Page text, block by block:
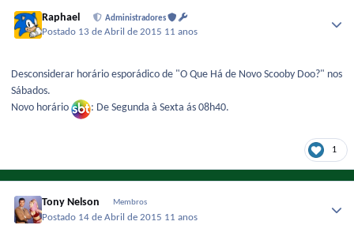
Raphael Administradores
Postado 13 de Abril de 2015 11 anos
Desconsiderar horário esporádico de "O Que Há de Novo Scooby Doo?" nos
Sábados.
Novo horário
: De Segunda à Sexta ás 08h40.
1
Tony Nelson Membros
Postado 14 de Abril de 2015 11 anos